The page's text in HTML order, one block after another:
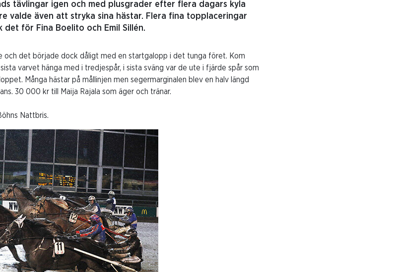
tävlingar igen och med plusgrader efter flera dagars kyla
valde även att stryka sina hästar. Flera fina topplaceringar
för Fina Boelito och Emil Sillén.
och det började dock dåligt med en startgalopp i det tunga föret. Kom
varvet hänga med i tredjespår, i sista sväng var de ute i fjärde spår som
Många hästar på mållinjen men segermarginalen blev en halv längd
30 000 kr till Maija Rajala som äger och tränar.
Nattbris.